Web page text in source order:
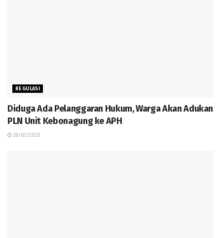
REGULASI
Diduga Ada Pelanggaran Hukum, Warga Akan Adukan
PLN Unit Kebonagung ke APH
28/02/2023